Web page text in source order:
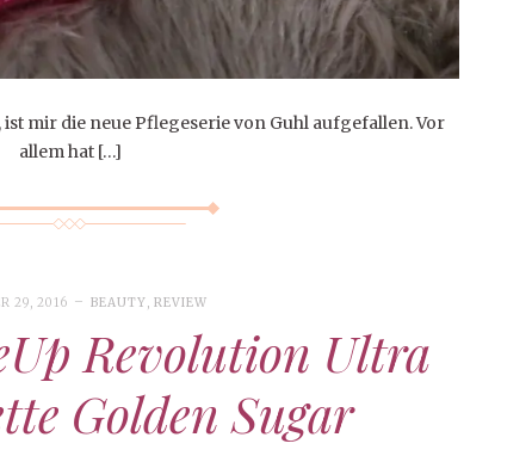
mir die neue Pflegeserie von Guhl aufgefallen. Vor
allem hat […]
29, 2016 BEAUTY,REVIEW
Revolution Ultra
Golden Sugar